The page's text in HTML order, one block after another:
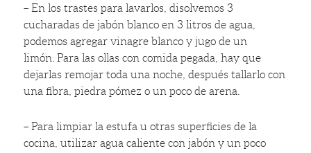
– En los trastes para lavarlos, disolvemos 3
cucharadas de jabón blanco en 3 litros de agua,
podemos agregar vinagre blanco y jugo de un
limón. Para las ollas con comida pegada, hay que
dejarlas remojar toda una noche, después tallarlo con
una fibra, piedra pómez o un poco de arena.
– Para limpiar la estufa u otras superficies de la
cocina, utilizar agua caliente con jabón y un poco